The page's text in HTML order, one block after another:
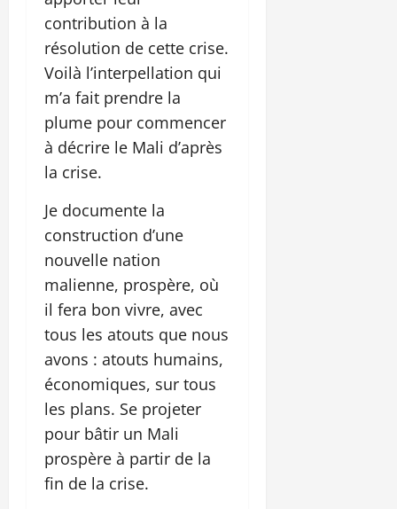
contribution à la
résolution de cette crise.
Voilà l’interpellation qui
m’a fait prendre la
plume pour commencer
à décrire le Mali d’après
la crise.
Je documente la
construction d’une
nouvelle nation
malienne, prospère, où
il fera bon vivre, avec
tous les atouts que nous
avons : atouts humains,
économiques, sur tous
les plans. Se projeter
pour bâtir un Mali
prospère à partir de la
fin de la crise.